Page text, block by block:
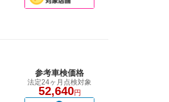
参考車検価格
法定24ヶ月点検対象
52,640円